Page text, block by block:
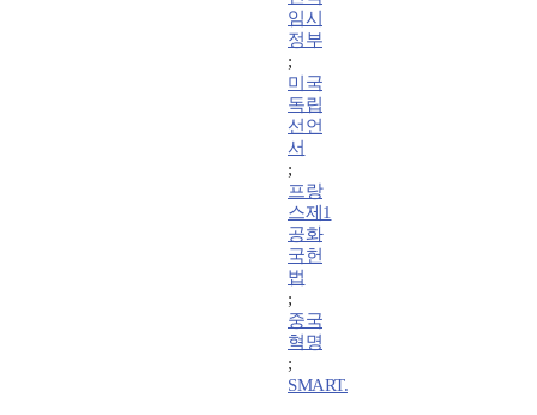
임시
정부
;
미국
독립
선언
서
;
프랑
스제1
공화
국헌
법
;
중국
혁명
;
SMART.